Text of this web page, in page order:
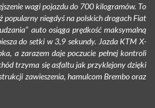
wagi pojazdu do 700 kilogramów. To
niegdyś na polskich drogach Fiat
auto osiąga prędkość maksymalną
do setki w 3,9 sekundy. Jazda KTM X-
a zarazem daje poczucie pełnej kontroli
trzyma się asfaltu jak przyklejony dzięki
zawieszenia, hamulcom Brembo oraz